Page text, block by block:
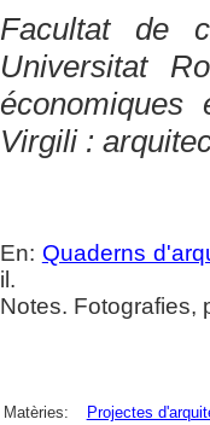
Facultat de
Universitat
Virgili :
En: Quaderns
il.
Notes. Fotografies,
Matèries: Projectes